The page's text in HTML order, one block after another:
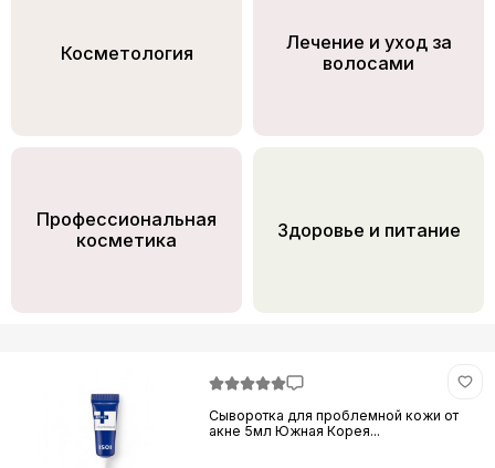
Косметология
Лечение и уход за
волосами
Профессиональная
косметика
Здоровье и питание
Сыворотка для проблемной кожи от
акне 5мл Южная Корея...